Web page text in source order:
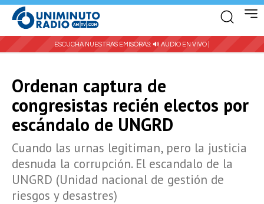
ESCUCHA NUESTRAS EMISORAS: 🔊 AUDIO EN VIVO |
Ordenan captura de
congresistas recién electos por
escándalo de UNGRD
Cuando las urnas legitiman, pero la justicia
desnuda la corrupción. El escandalo de la
UNGRD (Unidad nacional de gestión de
riesgos y desastres)